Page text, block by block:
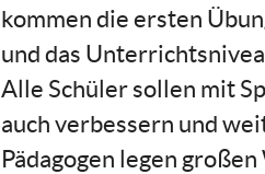
kommen die ersten
und das
Alle Schüler sollen mit
auch verbessern und
Pädagogen legen